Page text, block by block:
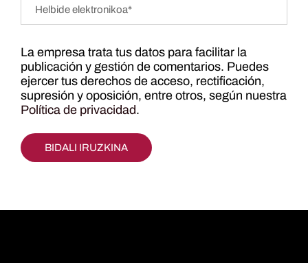
La empresa trata tus datos para facilitar la
publicación y gestión de comentarios. Puedes
ejercer tus derechos de acceso, rectificación,
supresión y oposición, entre otros, según nuestra
Política de privacidad.